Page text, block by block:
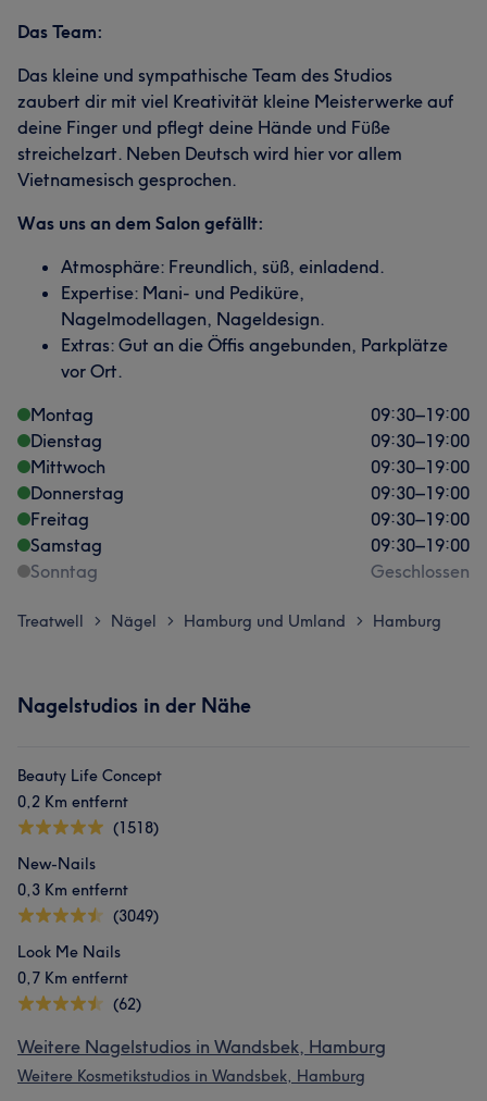
Das Team:
Das kleine und sympathische Team des Studios
zaubert dir mit viel Kreativität kleine Meisterwerke auf
deine Finger und pflegt deine Hände und Füße
streichelzart. Neben Deutsch wird hier vor allem
Vietnamesisch gesprochen.
Was uns an dem Salon gefällt:
Atmosphäre: Freundlich, süß, einladend.
Expertise: Mani- und Pediküre,
Nagelmodellagen, Nageldesign.
Extras: Gut an die Öffis angebunden, Parkplätze
vor Ort.
Montag
09:30–19:00
Dienstag
09:30–19:00
Mittwoch
09:30–19:00
Donnerstag
09:30–19:00
Freitag
09:30–19:00
Samstag
09:30–19:00
Sonntag
Geschlossen
Treatwell > Nägel > Hamburg und Umland > Hamburg
Nagelstudios in der Nähe
Beauty Life Concept
0,2 Km entfernt
(1518)
New-Nails
0,3 Km entfernt
(3049)
Look Me Nails
0,7 Km entfernt
(62)
Weitere Nagelstudios in Wandsbek, Hamburg
Weitere Kosmetikstudios in Wandsbek, Hamburg